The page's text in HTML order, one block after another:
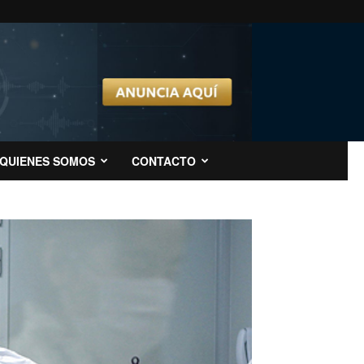
QUIENES SOMOS CONTACTO